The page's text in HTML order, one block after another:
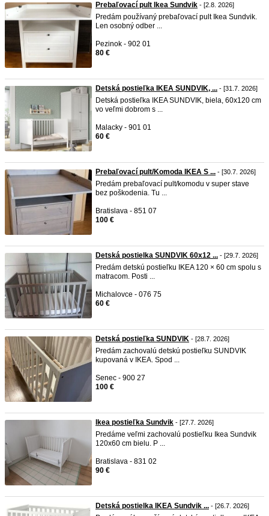
Prebaľovací pult Ikea Sundvik - [2.8. 2026]
Predám používaný prebaľovací pult Ikea Sundvik.
Len osobný odber ...
Pezinok - 902 01
80 €
Detská postieľka IKEA SUNDVIK, ... - [31.7. 2026]
Detská postieľka IKEA SUNDVIK, biela, 60x120 cm
vo veľmi dobrom s ...
Malacky - 901 01
60 €
Prebaľovací pult/Komoda IKEA S ... - [30.7. 2026]
Predám prebaľovací pult/komodu v super stave
bez poškodenia. Tu ...
Bratislava - 851 07
100 €
Detská postielka SUNDVIK 60x12 ... - [29.7. 2026]
Predám detskú postieľku IKEA 120 × 60 cm spolu s
matracom. Posti ...
Michalovce - 076 75
60 €
Detská postieľka SUNDVIK - [28.7. 2026]
Predám zachovalú detskú postieľku SUNDVIK
kupovaná v IKEA. Spod ...
Senec - 900 27
100 €
Ikea postieľka Sundvik - [27.7. 2026]
Predáme veľmi zachovalú postieľku Ikea Sundvik
120x60 cm bielu. P ...
Bratislava - 831 02
90 €
Detská postielka IKEA Sundvik ... - [26.7. 2026]